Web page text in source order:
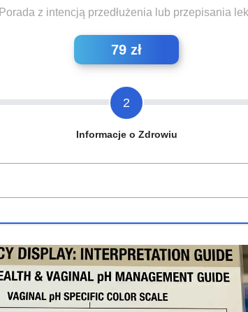
Porada z intencją przedłużenia lub przepisania
79 zł
2
Informacje o Zdrowiu